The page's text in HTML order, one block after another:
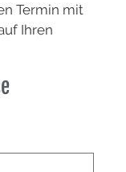
Termin mit
Ihren